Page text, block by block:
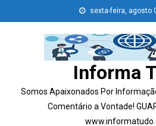
to
sexta-feira, agosto
Informa
Somos Apaixonados Por
Comentário a Vontade!